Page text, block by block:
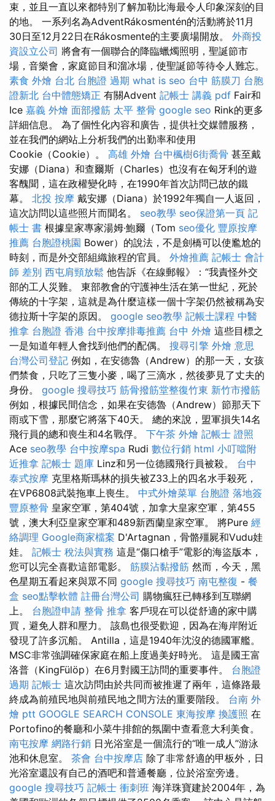
束，並且一直以來都特別了解加勒比海最令人印象深刻的目
的地。 一系列名為AdventRákosmentén的活動將於11月
30日至12月22日在Rákosmente的主要廣場開放。 外商投
資設立公司 將會有一個聯合的降臨蠟燭照明，聖誕節市
場，音樂會，家庭節目和溜冰場，使聖誕節等待令人難忘。
素食 外燴 台北 台胞證 過期 what is seo 台中 筋膜刀 台胞
證新北 台中體態矯正 有關Advent 記帳士 講義 pdf Fair和
Ice 嘉義 外燴 面部撥筋 太平 整骨 google seo Rink的更多
詳細信息。 為了個性化內容和廣告，提供社交媒體服務，
並在我們的網站上分析我們的出勤率和使用
Cookie（Cookie）。 高雄 外燴 台中楓樹6街喬骨 甚至戴
安娜（Diana）和查爾斯（Charles）也沒有在匈牙利的遊
客醜聞，這在政權變化時，在1990年首次訪問已故的鐵
幕。 北投 按摩 戴安娜（Diana）於1992年獨自一人返回，
這次訪問以這些照片而聞名。 seo教學 seo保證第一頁 記
帳士 書 根據皇家專家湯姆·鮑爾（Tom seo優化 豐原按摩
推薦 台胞證桃園 Bower）的說法，不是劍橋可以使尷尬的
時刻，而是外交部組織旅程的官員。 外燴推薦 記帳士 會計
師 差別 西屯肩頸放鬆 他告訴《在線郵報》：“我責怪外交
部的工人災難。 東部教會的守護神生活在第一世紀，死於
傳統的十字架，這就是為什麼這樣一個十字架仍然被稱為安
德拉斯十字架的原因。 google seo教學 記帳士課程 中醫
推拿 台胞證 香港 台中按摩排毒推薦 台中 外燴 這些目標之
一是知道年輕人會找到他們的配偶。 搜尋引擎 外燴 意思
台灣公司登記 例如，在安德魯（Andrew）的那一天，女孩
們禁食，只吃了三隻小麥，喝了三滴水，然後夢見了丈夫的
身份。 google 搜尋技巧 筋骨撥筋堂整復竹東 新竹市撥筋
例如，根據民間信念，如果在安德魯（Andrew）節那天下
雨或下雪，那麼它將落下40天。 總的來說，盟軍損失14名
飛行員的總和喪生和4名戰俘。 下午茶 外燴 記帳士 證照
Ace seo教學 台中按摩spa Rudi 數位行銷 html 小叮噹附
近推拿 記帳士 題庫 Linz和另一位德國飛行員被殺。 台中
泰式按摩 克里格斯瑪林的損失被Z33上的四名水手殺死，
在VP6808武裝拖車上喪生。 中式外燴菜單 台胞證 落地簽
豐原整骨 皇家空軍，第404號，加拿大皇家空軍，第455
號，澳大利亞皇家空軍和489新西蘭皇家空軍。 將Pure 經
絡調理 Google商家檔案 D'Artagnan，骨骼殭屍和Vudu娃
娃。 記帳士 稅法與實務 這是“傷口槍手”電影的海盜版本，
您可以完全喜歡這部電影。 筋膜沾黏撥筋 然而，今天，黑
色星期五看起來與眾不同 google 搜尋技巧 南屯整復 - 餐
盒 seo點擊軟體 註冊台灣公司 購物瘋狂已轉移到互聯網
上。 台胞證申請 整骨 推拿 客戶現在可以從舒適的家中購
買，避免人群和壓力。 該島也很受歡迎，因為在海岸附近
發現了許多沉船。 Antilla，這是1940年沈沒的德國軍艦。
MSC非常強調確保家庭在船上度過美好時光。 這是國王富
洛普（KingFülöp）在6月對國王訪問的重要事件。 台胞證
過期 記帳士 這次訪問由於共同而被推遲了兩年，這條路最
終成為前殖民地與前殖民地之間方法的重要階段。 台南 外
燴 ptt GOOGLE SEARCH CONSOLE 東海按摩 換護照 在
Portofino的餐廳和小菜牛排館的氛圍中查看意大利美食。
南屯按摩 網路行銷 日光浴室是一個流行的“唯一成人”游泳
池和休息室。 茶會 台中按摩店 除了非常舒適的甲板外，日
光浴室還設有自己的酒吧和普通餐廳，位於浴室旁邊。
google 搜尋技巧 記帳士 衝刺班 海洋珠寶建於2004年，為